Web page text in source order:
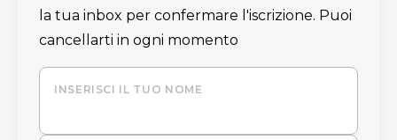
la tua inbox per confermare l'iscrizione. Puoi
cancellarti in ogni momento
INSERISCI IL TUO NOME